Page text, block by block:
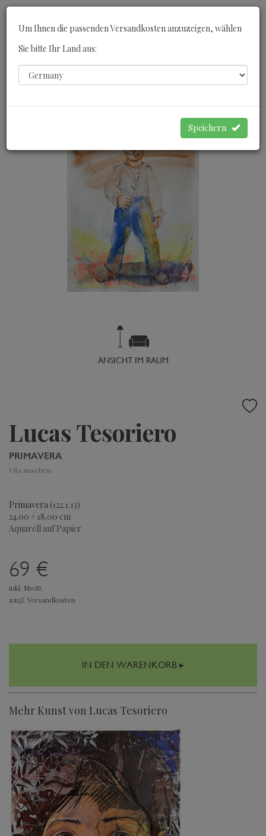
ANSICHT IM RAUM
Lucas Tesoriero
PRIMAVERA
Vita ansehen
Primavera (122.1.13)
24.00 × 18.00 cm
Aquarell auf Papier
69 €
inkl. MwSt.
zzgl. Versandkosten
IN DEN WARENKORB ▸
Mehr Kunst von Lucas Tesoriero
Um Ihnen die passenden Versandkosten anzuzeigen, wählen
Sie bitte Ihr Land aus:
Speichern